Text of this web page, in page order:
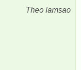
Theo lamsao